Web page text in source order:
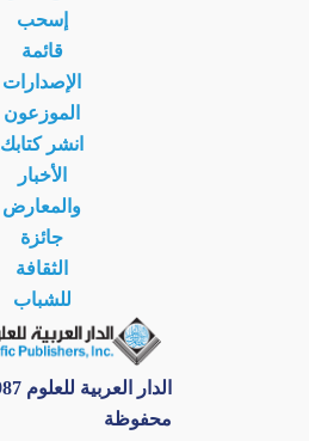
إسحب
قائمة
الإصدارات
الموزعون
انشر كتابك
الأخبار
والمعارض
جائزة
الثقافة
للشباب
محفوظة